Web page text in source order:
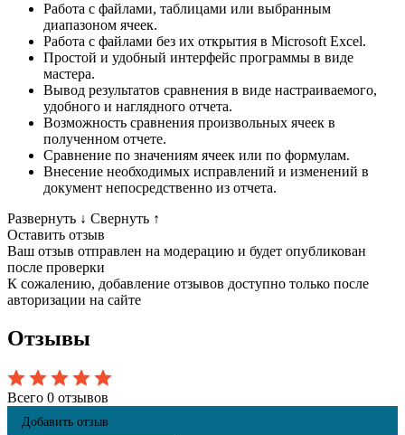
Работа с файлами, таблицами или выбранным
диапазоном ячеек.
Работа с файлами без их открытия в Microsoft Excel.
Простой и удобный интерфейс программы в виде
мастера.
Вывод результатов сравнения в виде настраиваемого,
удобного и наглядного отчета.
Возможность сравнения произвольных ячеек в
полученном отчете.
Сравнение по значениям ячеек или по формулам.
Внесение необходимых исправлений и изменений в
документ непосредственно из отчета.
Развернуть ↓ Свернуть ↑
Оставить отзыв
Ваш отзыв отправлен на модерацию и будет опубликован
после проверки
К сожалению, добавление отзывов доступно только после
авторизации на сайте
Отзывы
Всего 0 отзывов
Добавить отзыв